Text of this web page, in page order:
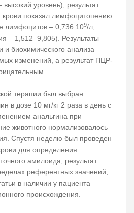
уровень); результат
крови показал лимфоцитопению
лимфоцитов – 0,736 109/л,
– 1,512–9,805). Результаты
биохимического анализа
изменений, а результат ПЦР-
терапии был выбран
в дозе 10 мг/кг 2 раза в день с
анальгина при
животного нормализовалось
Спустя неделю был проведен
для определения
амилоида, результат
референтных значений,
в наличии у пациента
происхождения.